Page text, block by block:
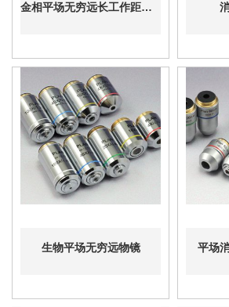
金相平场无穷远长工作距离物镜
生物平场无穷远物镜 平场